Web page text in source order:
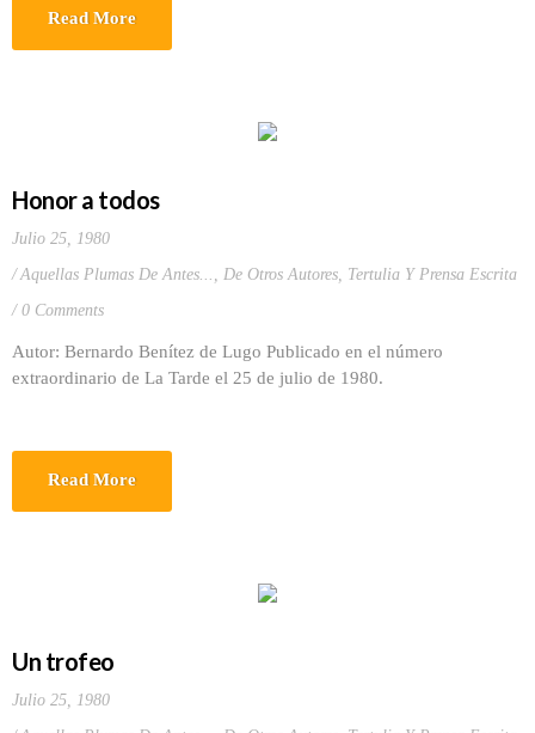
Read More
Honor a todos
Julio 25, 1980
Aquellas Plumas De Antes... , De Otros Autores, Tertulia Y Prensa Escrita
0 Comments
Autor: Bernardo Benítez de Lugo Publicado en el número
extraordinario de La Tarde el 25 de julio de 1980.
Read More
Un trofeo
Julio 25, 1980